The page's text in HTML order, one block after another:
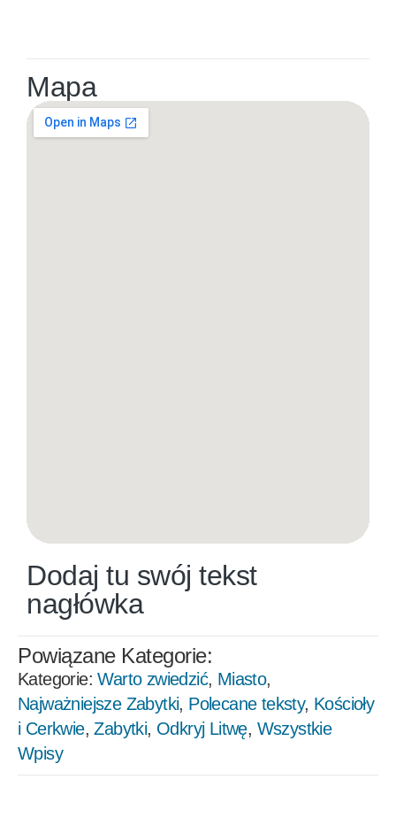
Mapa
Dodaj tu swój tekst
nagłówka
Powiązane Kategorie:
Kategorie: Warto zwiedzić, Miasto,
Najważniejsze Zabytki, Polecane teksty, Kościoły
i Cerkwie,Zabytki, Odkryj Litwę, Wszystkie
Wpisy